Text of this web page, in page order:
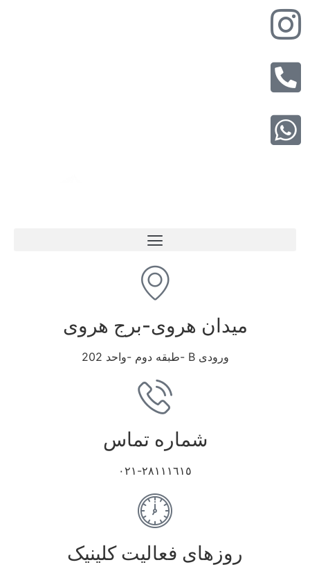
میدان هروی-برج هروی
ورودی B -طبقه دوم -واحد 202
شماره تماس
٢٨١١١٦١٥-٠٢١
روزهای فعالیت کلینیک